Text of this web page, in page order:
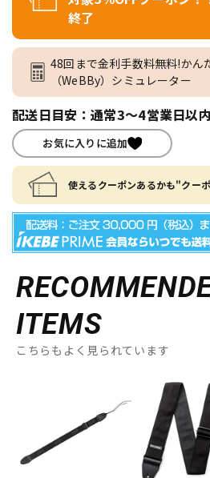
終了
48回まで金利手数料無料!かん
（WeBBy）シミュレーター
配送日目安：通常3～4営業日以
お気に入りに追加
使えるクーポンあるかも"クー
ITEMS
こちらもよく見られています